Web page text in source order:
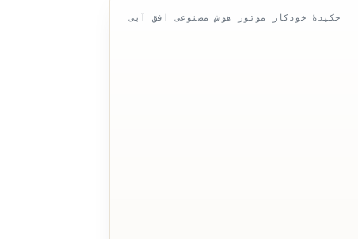
چکیدهٔ خودکار موتور هوش مصنوعی افق آبی